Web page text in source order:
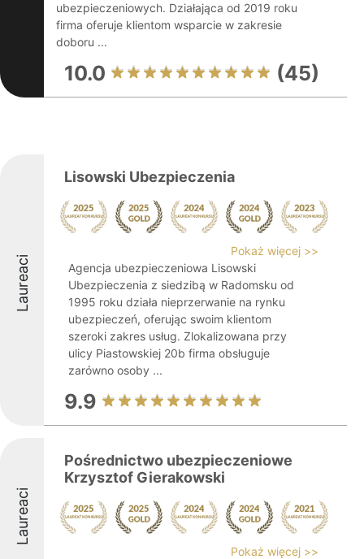
ubezpieczeniowych. Działająca od 2019 roku
firma oferuje klientom wsparcie w zakresie
doboru ...
10.0 (45)
Laureaci
Lisowski Ubezpieczenia
Pokaż więcej >>
Agencja ubezpieczeniowa Lisowski
Ubezpieczenia z siedzibą w Radomsku od
1995 roku działa nieprzerwanie na rynku
ubezpieczeń, oferując swoim klientom
szeroki zakres usług. Zlokalizowana przy
ulicy Piastowskiej 20b firma obsługuje
zarówno osoby ...
9.9
Laureaci
Pośrednictwo ubezpieczeniowe
Krzysztof Gierakowski
Pokaż więcej >>